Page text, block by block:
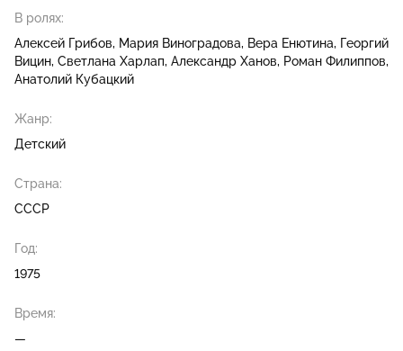
В ролях:
Алексей Грибов
Мария Виноградова Вера Енютина Георгий
Вицин Светлана Харлап Александр Ханов
Роман Филиппов
Анатолий Кубацкий
Жанр:
Детский
Страна:
СССР
Год:
1975
Время:
—